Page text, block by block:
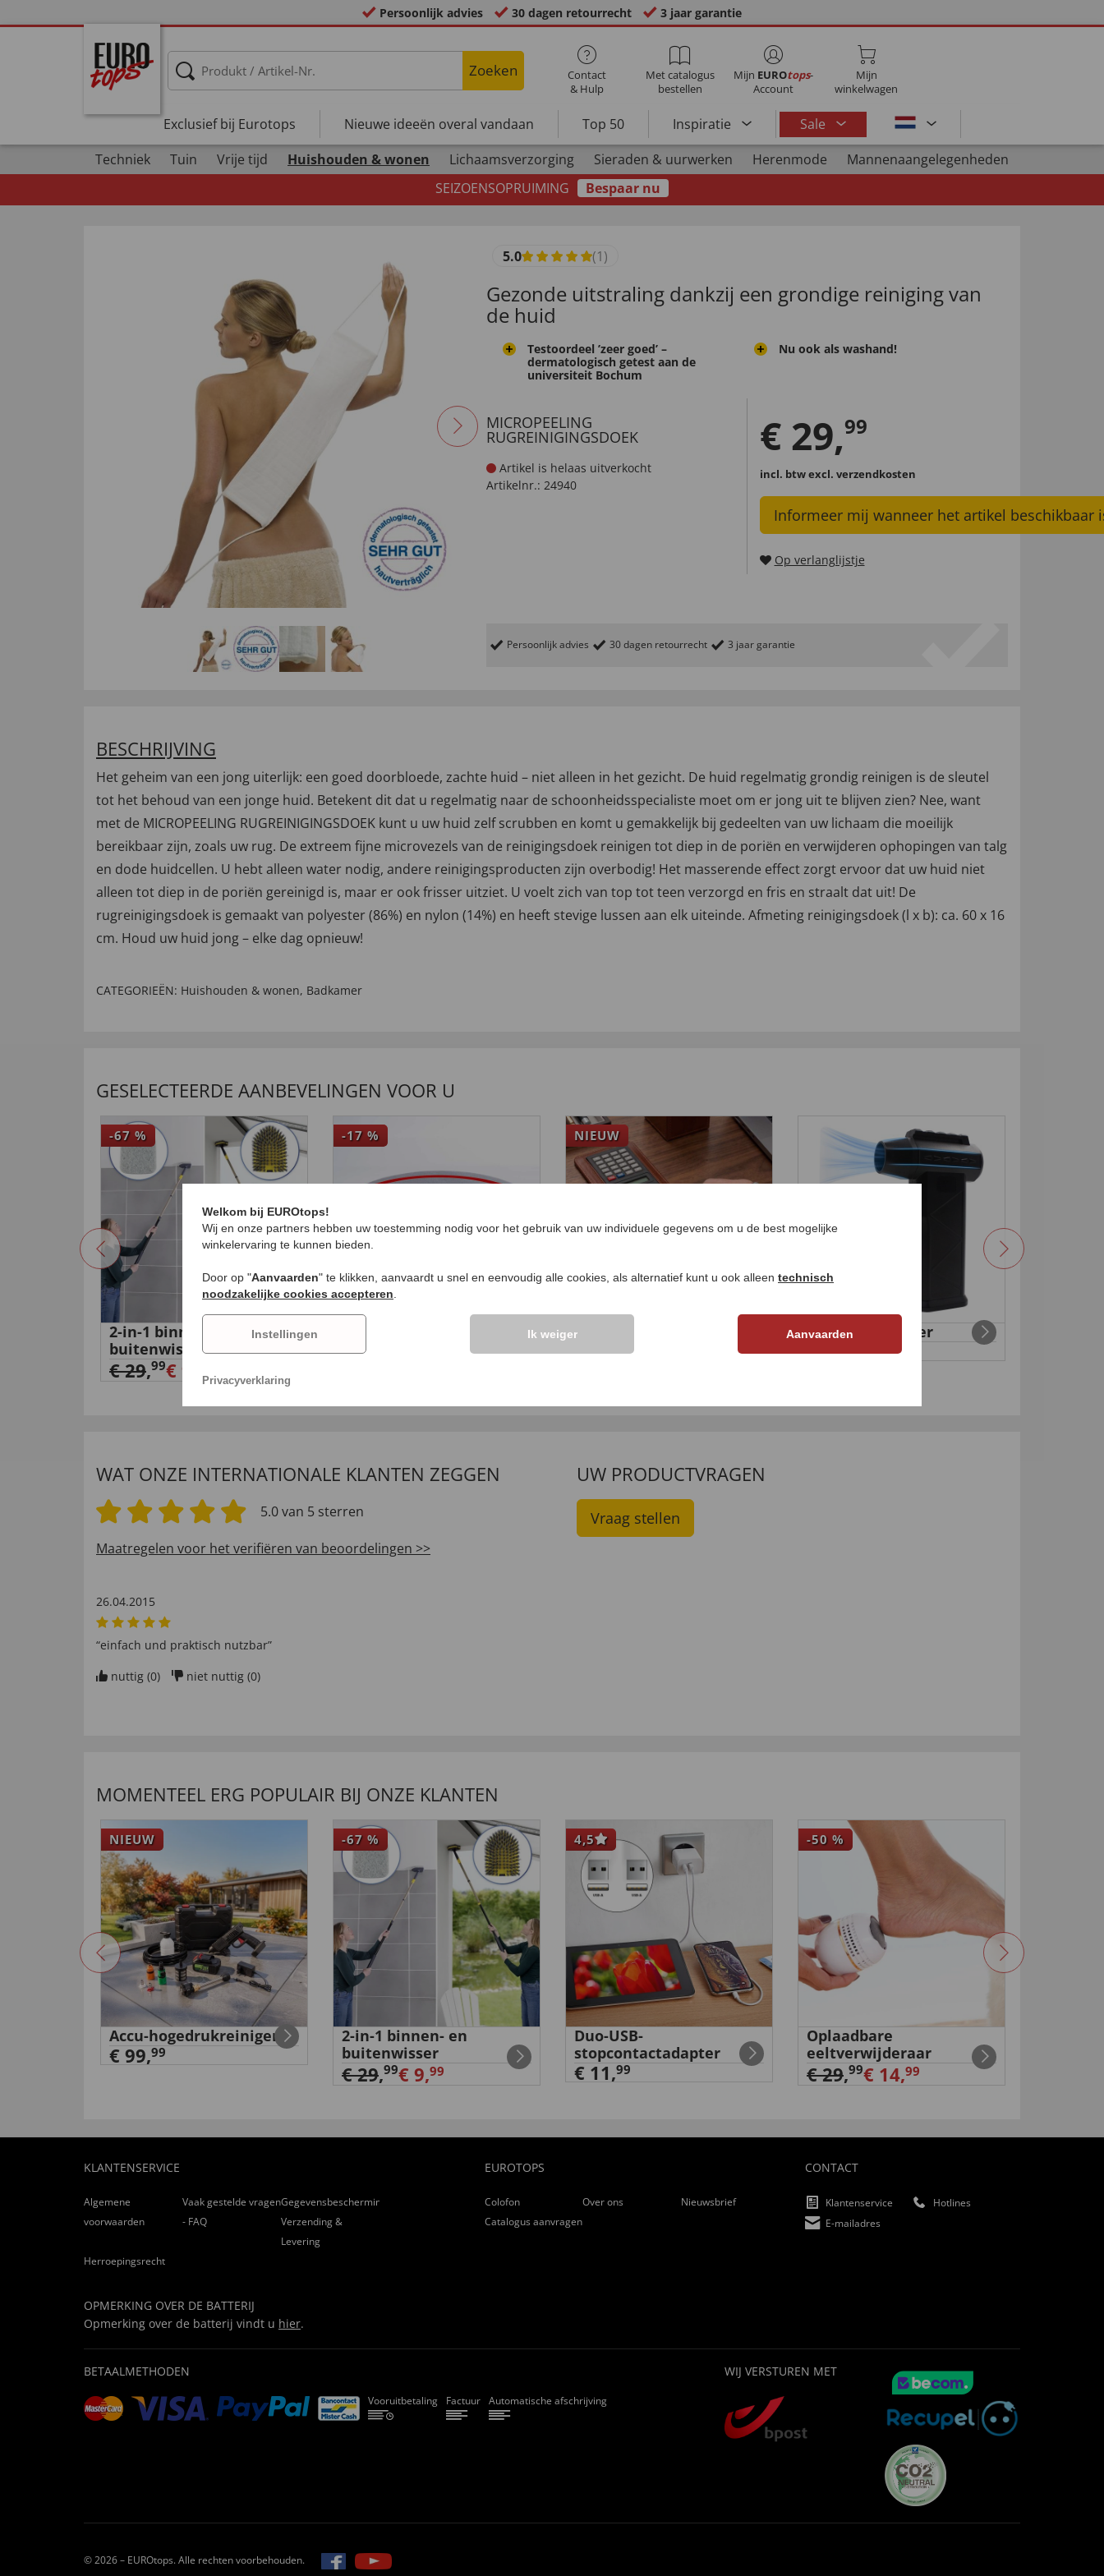
Persoonlijk advies 30 dagen retourrecht 3 jaar garantie
Zoeken
Contact
& Hulp
Met catalogus
bestellen
Mijn EUROtops-
Account
Mijn
winkelwagen
Exclusief bij Eurotops Nieuwe ideeën overal vandaan Top 50 Inspiratie
Sale
Techniek
Tuin Vrije tijd Huishouden & wonen Lichaamsverzorging Sieraden & uurwerken Herenmode
Mannenaangelegenheden
SEIZOENSOPRUIMING
Bespaar nu
5.0 (1)
Gezonde uitstraling dankzij een grondige reiniging van
de huid
Testoordeel ’zeer goed’ –
dermatologisch getest aan de
universiteit Bochum
Nu ook als washand!
MICROPEELING
RUGREINIGINGSDOEK
Artikel is helaas uitverkocht
Artikelnr.: 24940
€ 29,99
incl. btwexcl. verzendkosten
Informeer mij wanneer het artikel beschikbaar
Op verlanglijstje
Persoonlijk advies 30 dagen retourrecht 3 jaar garantie
BESCHRIJVING
Het geheim van een jong uiterlijk: een goed doorbloede, zachte huid – niet alleen in het gezicht. De huid regelmatig grondig reinigen is de sleutel
tot het behoud van een jonge huid. Betekent dit dat u regelmatig naar de schoonheidsspecialiste moet om er jong uit te blijven zien? Nee, want
met de MICROPEELING RUGREINIGINGSDOEK kunt u uw huid zelf scrubben en komt u gemakkelijk bij gedeelten van uw lichaam die moeilijk
bereikbaar zijn, zoals uw rug. De extreem fijne microvezels van de reinigingsdoek reinigen tot diep in de poriën en verwijderen ophopingen van talg
en dode huidcellen. U hebt alleen water nodig, andere reinigingsproducten zijn overbodig! Het masserende effect zorgt ervoor dat uw huid niet
alleen tot diep in de poriën gereinigd is, maar er ook frisser uitziet. U voelt zich van top tot teen verzorgd en fris en straalt dat uit! De
rugreinigingsdoek is gemaakt van polyester (86%) en nylon (14%) en heeft stevige lussen aan elk uiteinde. Afmeting reinigingsdoek (l x b): ca. 60 x 16
cm. Houd uw huid jong – elke dag opnieuw!
CATEGORIEËN: Huishouden & wonen, Badkamer
GESELECTEERDE AANBEVELINGEN VOOR U
-67 %
2-in-1 binnen- en
buitenwisser
€ 29,99€ 9,
-17 %
€ 29
NIEUW
Handig notitieblok met
rekenmachine
Accu-turboblaser
€ 49,
WAT ONZE INTERNATIONALE KLANTEN ZEGGEN
5.0 van 5 sterren
Maatregelen voor het verifiëren van beoordelingen >>
26.04.2015
“einfach und praktisch nutzbar”
nuttig (0) niet nuttig (0)
UW PRODUCTVRAGEN
Vraag stellen
MOMENTEEL ERG POPULAIR BIJ ONZE KLANTEN
NIEUW
Accu-hogedrukreiniger
€ 99,99
-67 %
2-in-1 binnen- en
buitenwisser
€ 29,99€ 9,99
4,5
Duo-USB-
stopcontactadapter
€ 11,99
-50 %
Oplaadbare
eeltverwijderaar
€ 29,99€ 14,99
KLANTENSERVICE
Algemene
voorwaarden
Vaak gestelde vragen
- FAQ
Gegevensbescherming
Verzending &
Levering
Herroepingsrecht
OPMERKING OVER DE BATTERIJ
Opmerking over de batterij vindt u hier.
EUROTOPS
Colofon Over ons
Nieuwsbrief
Catalogus aanvragen
CONTACT
Klantenservice
Hotlines
E-mailadres
BETAALMETHODEN
Vooruitbetaling Factuur Automatische afschrijving
WIJ VERSTUREN MET
© 2026 – EUROtops. Alle rechten voorbehouden.
Welkom bij EUROtops!
Wij en onze partners hebben uw toestemming nodig voor het gebruik van uw individuele gegevens om u de best mogelijke
winkelervaring te kunnen bieden.
Door op "Aanvaarden" te klikken, aanvaardt u snel en eenvoudig alle cookies, als alternatief kunt u ook alleen technisch
noodzakelijke cookies accepteren
Instellingen Ik weiger Aanvaarden
Privacyverklaring